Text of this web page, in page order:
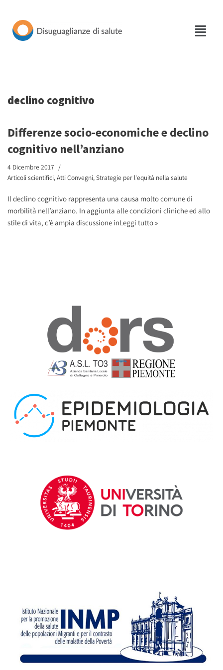
Vai
declino cognitivo
Differenze socio-economiche e declino
cognitivo nell’anziano
4 Dicembre 2017
Articoli scientifici, Atti Convegni, Strategie per l'equità nella salute
Il declino cognitivo rappresenta una causa molto comune di
morbilità nell’anziano. In aggiunta alle condizioni cliniche ed allo
stile di vita, c’è ampia discussione inLeggi tutto »